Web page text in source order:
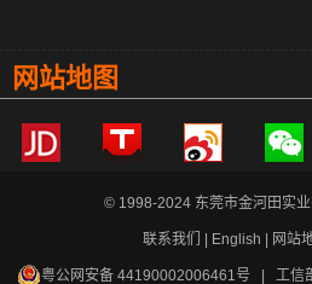
网站地图
© 1998-2024 东莞市金河田实
联系我们 | English | 网站
粤公网安备 44190002006461号 | 工信